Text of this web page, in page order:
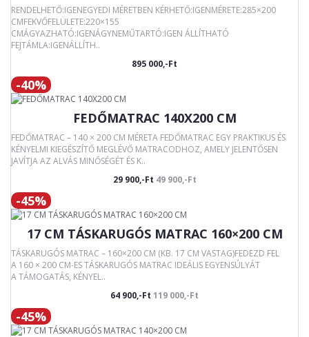
RENDELHETŐ:IGENEGYEDI MÉRETBEN KÉRHETŐ:IGENMÉRETE:285×200
CMFEKVŐFELÜLETE:220×155
CMÁGYAZHATÓ:IGENÁGYNEMŰTARTÓ:IGEN ÁLLÍTHATÓ
FEJTÁMLA:IGENÁLLÍTH..
895 000,-Ft
-40%
FEDŐMATRAC 140X200 CM
FEDŐMATRAC – 140 × 200 CM MÉRETA FEDŐMATRAC EGY PRAKTIKUS ÉS
KÉNYELMI KIEGÉSZÍTŐ MEGLÉVŐ MATRACODHOZ, AMELY JELENTŐSEN
JAVÍTJA AZ ALVÁS MINŐSÉGÉT ÉS K..
29 900,-Ft 49 900,-Ft
-45%
17 CM TÁSKARUGÓS MATRAC 160×200 CM
TÁSKARUGÓS MATRAC – 160×200 CM (KB. 17 CM VASTAG)FEDEZD FEL
A 160 × 200 CM-ES TÁSKARUGÓS MATRAC IDEÁLIS EGYENSÚLYÁT
A TÁMOGATÁS, KÉNYEL..
64 900,-Ft 119 000,-Ft
-45%